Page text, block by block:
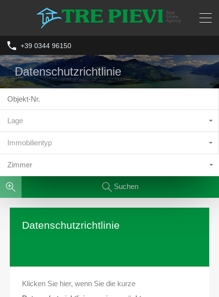
+39 0344 96150
Datenschutzrichtlinie
Lage
Immobilientyp
Zimmer
Suchen
Datenschutzrichtlinie
Klicken Sie hier, wenn Sie die kurze